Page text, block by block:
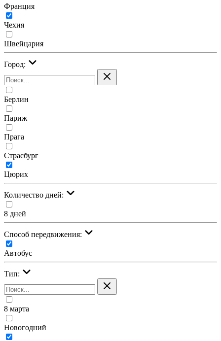
Франция
Чехия
Швейцария
Город:
Берлин
Париж
Прага
Страсбург
Цюрих
Количество дней:
8 дней
Cпособ передвижения:
Автобус
Тип:
8 марта
Новогодний